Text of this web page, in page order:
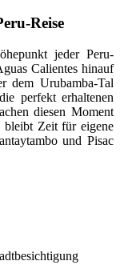
Reise
jeder Peru-
Calientes hinauf
dem Urubamba-Tal
perfekt erhaltenen
diesen Moment
bleibt Zeit für eigene
und Pisac